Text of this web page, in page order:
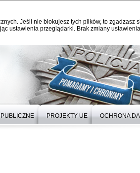
Jeśli nie blokujesz tych plików, to zgadzasz
ustawienia przeglądarki. Brak zmiany
PROJEKTY UE OCHRONA